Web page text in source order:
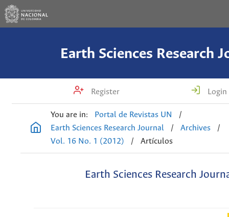
Earth Sciences Research
Register Login
You are in: Portal de Revistas UN
/
Earth Sciences Research Journal
/ Archives
/
Vol. 16 No. 1 (2012)
/ Artículos
Earth Sciences Research